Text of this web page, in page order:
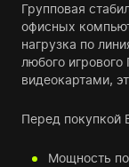
Групповая
офисных
нагрузка по
любого
видеокартами,
Перед покупкой
Мощность